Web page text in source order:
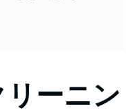
リーニン